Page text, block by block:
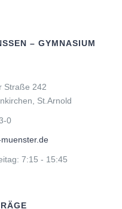
– GYMNASIUM
Straße 242
St.Arnold
0
7:15 - 15:45